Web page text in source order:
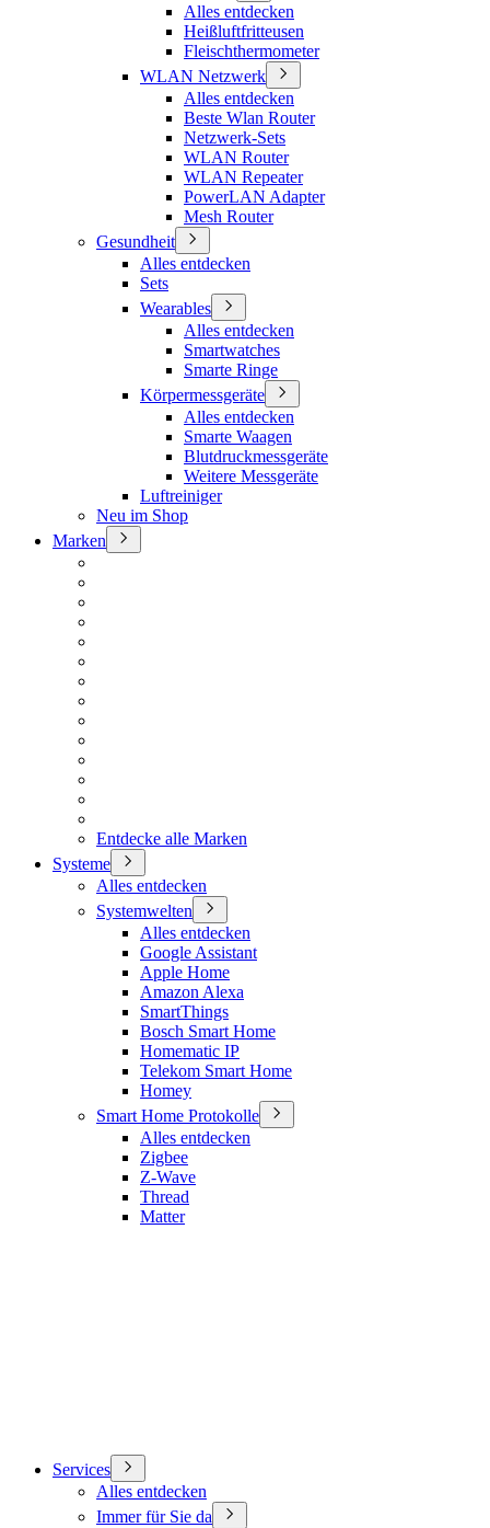
Alles entdecken
Heißluftfritteusen
Fleischthermometer
WLAN Netzwerk
Alles entdecken
Beste Wlan Router
Netzwerk-Sets
WLAN Router
WLAN Repeater
PowerLAN Adapter
Mesh Router
Gesundheit
Alles entdecken
Sets
Wearables
Alles entdecken
Smartwatches
Smarte Ringe
Körpermessgeräte
Alles entdecken
Smarte Waagen
Blutdruckmessgeräte
Weitere Messgeräte
Luftreiniger
Neu im Shop
Marken
Entdecke alle Marken
Systeme
Alles entdecken
Systemwelten
Alles entdecken
Google Assistant
Apple Home
Amazon Alexa
SmartThings
Bosch Smart Home
Homematic IP
Telekom Smart Home
Homey
Smart Home Protokolle
Alles entdecken
Zigbee
Z-Wave
Thread
Matter
Services
Alles entdecken
Immer für Sie da